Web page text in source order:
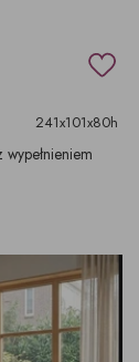
241x101x80h